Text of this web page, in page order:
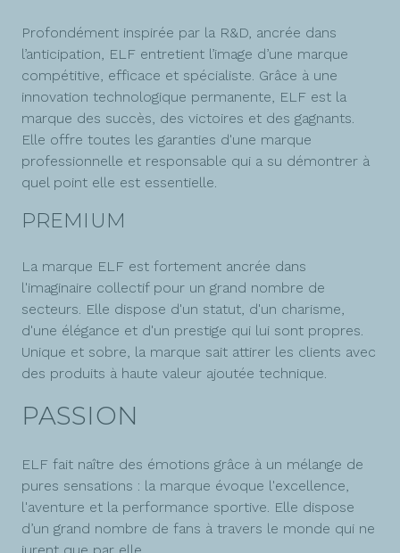
Profondément inspirée par la R&D, ancrée dans
l’anticipation, ELF entretient l’image d’une marque
compétitive, efficace et spécialiste. Grâce à une
innovation technologique permanente, ELF est la
marque des succès, des victoires et des gagnants.
Elle offre toutes les garanties d'une marque
professionnelle et responsable qui a su démontrer à
quel point elle est essentielle.
PREMIUM
La marque ELF est fortement ancrée dans
l'imaginaire collectif pour un grand nombre de
secteurs. Elle dispose d'un statut, d'un charisme,
d'une élégance et d'un prestige qui lui sont propres.
Unique et sobre, la marque sait attirer les clients avec
des produits à haute valeur ajoutée technique.
PASSION
ELF fait naître des émotions grâce à un mélange de
pures sensations : la marque évoque l'excellence,
l'aventure et la performance sportive. Elle dispose
d’un grand nombre de fans à travers le monde qui ne
jurent que par elle.